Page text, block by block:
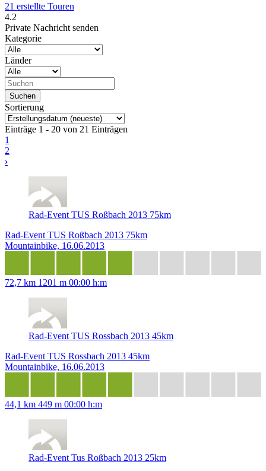
21 erstellte Touren
4.2
Private Nachricht senden
Kategorie
Länder
Sortierung
Einträge 1 - 20 von 21 Einträgen
1
2
›
Rad-Event TUS Roßbach 2013 75km
Rad-Event TUS Roßbach 2013 75km
Mountainbike, 16.06.2013
72,7 km 1201 m 00:00 h:m
Rad-Event TUS Rossbach 2013 45km
Rad-Event TUS Rossbach 2013 45km
Mountainbike, 16.06.2013
44,1 km 449 m 00:00 h:m
Rad-Event Tus Roßbach 2013 25km